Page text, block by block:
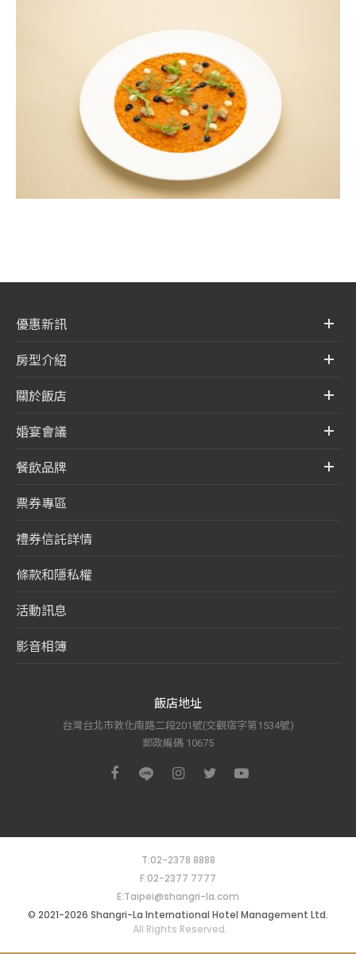
優惠新訊
房型介紹
關於飯店
婚宴會議
餐飲品牌
票券專區
禮券信託詳情
條款和隱私權
活動訊息
影音相簿
飯店地址
台灣台北市敦化南路二段201號(交觀宿字第1534號)
郵政編碼 10675
T:02-2378 8888
F:02-2377 7777
E:Taipei@shangri-la.com
© 2021-2026 Shangri-La International Hotel Management Ltd.
All Rights Reserved.